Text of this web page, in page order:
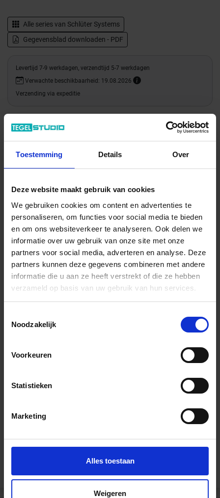
Toestemming Details Over
Deze website maakt gebruik van cookies
We gebruiken cookies om content en advertenties te
personaliseren, om functies voor social media te bieden
en om ons websiteverkeer te analyseren. Ook delen we
informatie over uw gebruik van onze site met onze
partners voor social media, adverteren en analyse. Deze
partners kunnen deze gegevens combineren met andere
informatie die u aan ze heeft verstrekt of die ze hebben
verzameld op basis van uw gebruik van hun services.
Noodzakelijk
Voorkeuren
Statistieken
Marketing
Alles toestaan
Weigeren
Alle series van Schlüter Systems
Gegevensblad downloaden - PDF
Levertijd 7-9 werkdagen, verzendtijd 5-7 werkdagen
Verwachte beschikbaarheid: 19.08.2026
Verzending via expeditie
8.57 € /Stuk
7,79 €/Stuk
2,60 € / lfm
Totale prijs / geleverde hoeveelheid
Stuk
In het winkelmandje
Onze verkoopspecialisten staan graag voor je klaar:
Productaanvraag
Andere Series van Schlüter Systems